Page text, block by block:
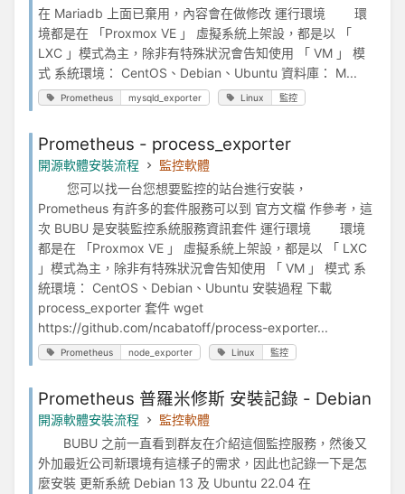
在 Mariadb 上面已棄用，內容會在做修改 運行環境 環
境都是在 「Proxmox VE 」 虛擬系統上架設，都是以 「
LXC 」模式為主，除非有特殊狀況會告知使用 「 VM 」 模
式 系統環境： CentOS、Debian、Ubuntu 資料庫： M...
Prometheus mysqld_exporter Linux 監控
Prometheus - process_exporter
開源軟體安裝流程
監控軟體
您可以找一台您想要監控的站台進行安裝，
Prometheus 有許多的套件服務可以到 官方文檔 作參考，這
次 BUBU 是安裝監控系統服務資訊套件 運行環境 環境
都是在 「Proxmox VE 」 虛擬系統上架設，都是以 「 LXC
」模式為主，除非有特殊狀況會告知使用 「 VM 」 模式 系
統環境： CentOS、Debian、Ubuntu 安裝過程 下載
process_exporter 套件 wget
https://github.com/ncabatoff/process-exporter...
Prometheus node_exporter Linux 監控
Prometheus 普羅米修斯 安裝記錄 - Debian
開源軟體安裝流程
監控軟體
BUBU 之前一直看到群友在介紹這個監控服務，然後又
外加最近公司新環境有這樣子的需求，因此也記錄一下是怎
麼安裝 更新系統 Debian 13 及 Ubuntu 22.04 在